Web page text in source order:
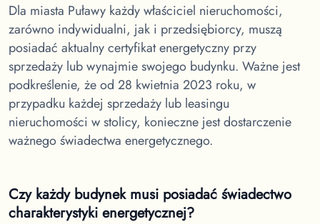
Dla miasta Puławy każdy właściciel nieruchomości,
zarówno indywidualni, jak i przedsiębiorcy, muszą
posiadać aktualny certyfikat energetyczny przy
sprzedaży lub wynajmie swojego budynku. Ważne jest
podkreślenie, że od 28 kwietnia 2023 roku, w
przypadku każdej sprzedaży lub leasingu
nieruchomości w stolicy, konieczne jest dostarczenie
ważnego świadectwa energetycznego.
Czy każdy budynek musi posiadać świadectwo
charakterystyki energetycznej?